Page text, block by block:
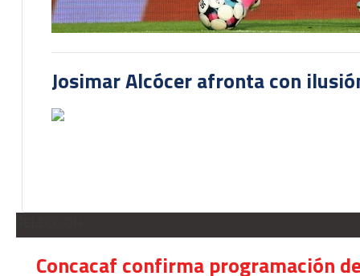
Josimar Alcócer afronta con
Concacaf confirma programación